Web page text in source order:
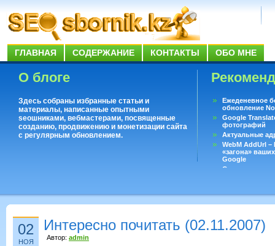
ГЛАВНАЯ СОДЕРЖАНИЕ КОНТАКТЫ ОБО МНЕ
О блоге
Здесь собраны избранные статьи и
материалы, написанные опытными
seoшниками, вебмастерами, посвященные
созданию, продвижению и монетизации сайта
с регулярным обновлением.
Ежеденевное
обновление
Google
фотографий
Актуальные
WebM AddUrl
«загона»
Google
Существует
02
НОЯ
Интересно почитать (02.11.2007)
Автор: admin